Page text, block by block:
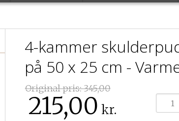
4-kammer
på 50 x 25 cm -
Original pris:345,00
215,00 kr.